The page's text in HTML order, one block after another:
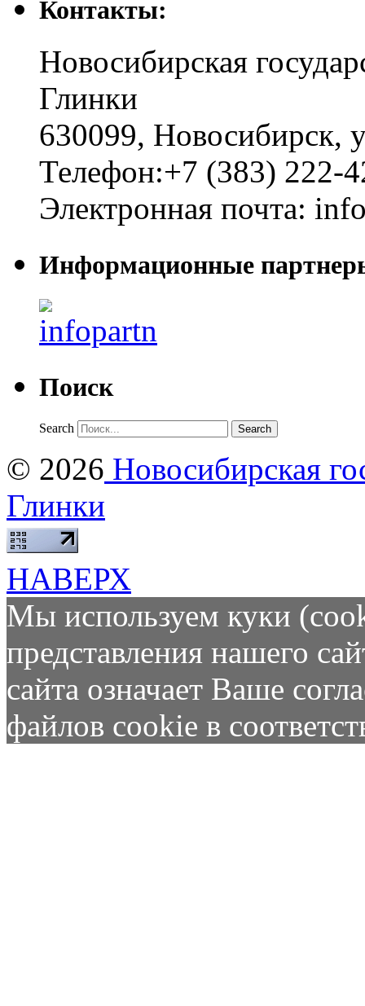
Контакты:
Новосибирская
Глинки
630099, Новосибирск,
Телефон:+7 (383) 222-
Электронная почта:
Информационные
Поиск
Search
© 2026 Новосибирская
Глинки
НАВЕРХ
Мы используем куки
представления нашего
сайта означает Ваше
файлов cookie в